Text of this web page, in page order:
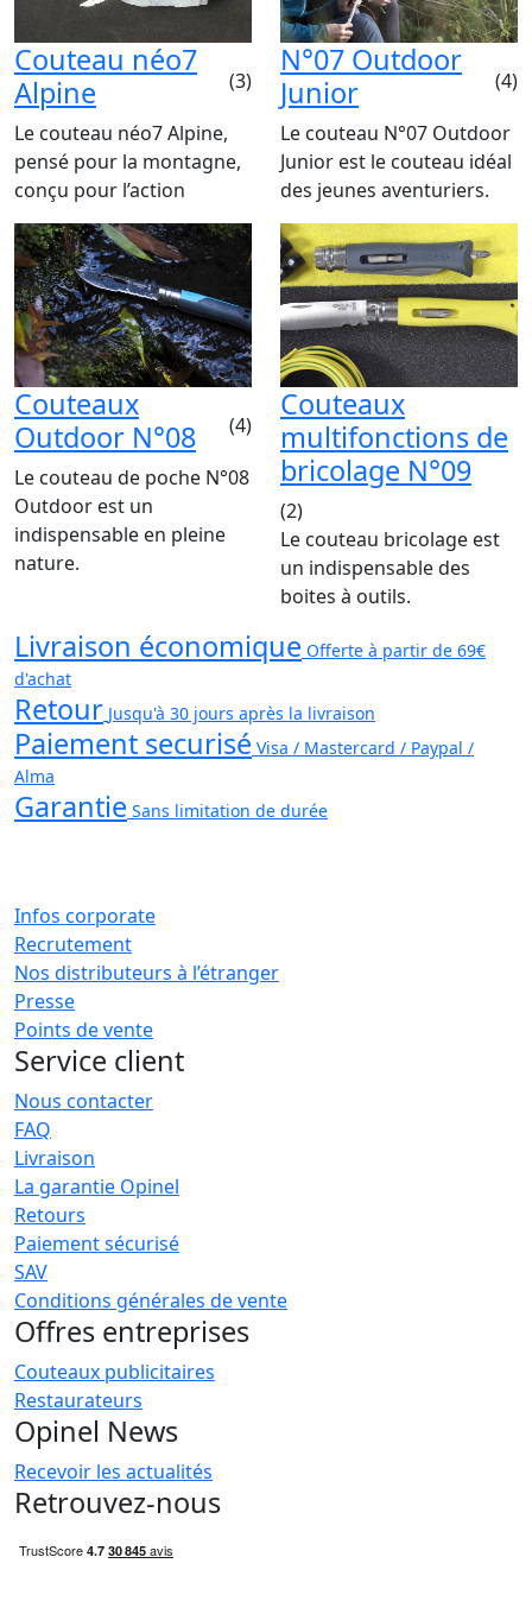
Couteau néo7
Alpine
(3)
Le couteau néo7 Alpine,
pensé pour la montagne,
conçu pour l’action
N°07 Outdoor
Junior
(4)
Le couteau N°07 Outdoor
Junior est le couteau idéal
des jeunes aventuriers.
Couteaux
Outdoor N°08
(4)
Le couteau de poche N°08
Outdoor est un
indispensable en pleine
nature.
Couteaux
multifonctions de
bricolage N°09
(2)
Le couteau bricolage est
un indispensable des
boites à outils.
Livraison économique Offerte à partir de 69€
d'achat
Retour Jusqu'à 30 jours après la livraison
Paiement securisé Visa / Mastercard / Paypal /
Alma
Garantie Sans limitation de durée
Infos corporate
Recrutement
Nos distributeurs à l’étranger
Presse
Points de vente
Service client
Nous contacter
FAQ
Livraison
La garantie Opinel
Retours
Paiement sécurisé
SAV
Conditions générales de vente
Offres entreprises
Couteaux publicitaires
Restaurateurs
Opinel News
Recevoir les actualités
Retrouvez-nous